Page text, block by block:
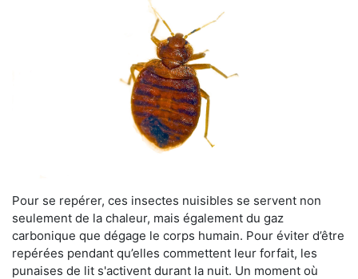
Pour se repérer, ces insectes nuisibles se servent non
seulement de la chaleur, mais également du gaz
carbonique que dégage le corps humain. Pour éviter d’être
repérées pendant qu’elles commettent leur forfait, les
punaises de lit s'activent durant la nuit. Un moment où